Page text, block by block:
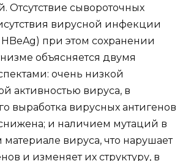
Отсутствие сывороточных
вирусной инфекции
при этом сохранении
объясняется двумя
очень низкой
активностью вируса, в
выработка вирусных антигенов
и наличием мутаций в
материале вируса, что нарушает
и изменяет их структуру, в